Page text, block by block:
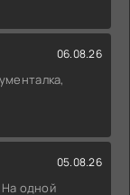
06.08.26
05.08.26
На одной